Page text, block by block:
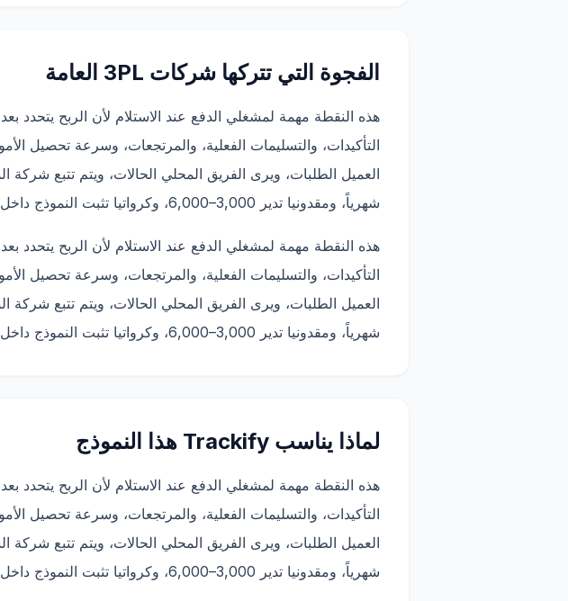
الفجوة التي تتركها شركات 3PL العامة
هذه النقطة مهمة لمشغلي الدفع عند الاستلام لأن الربح
شهرياً، ومقدونيا تدير 3,000–6,000، وكرواتيا تثبت النموذج داخل سوق الاتحاد الأوروبي. يمكن لبلغاريا تطبيق هذه الدروس بسرعة.
هذه النقطة مهمة لمشغلي الدفع عند الاستلام لأن الربح
شهرياً، ومقدونيا تدير 3,000–6,000، وكرواتيا تثبت النموذج داخل سوق الاتحاد الأوروبي. يمكن لبلغاريا تطبيق هذه الدروس بسرعة.
لماذا يناسب Trackify هذا النموذج
هذه النقطة مهمة لمشغلي الدفع عند الاستلام لأن الربح
شهرياً، ومقدونيا تدير 3,000–6,000، وكرواتيا تثبت النموذج داخل سوق الاتحاد الأوروبي. يمكن لبلغاريا تطبيق هذه الدروس بسرعة.